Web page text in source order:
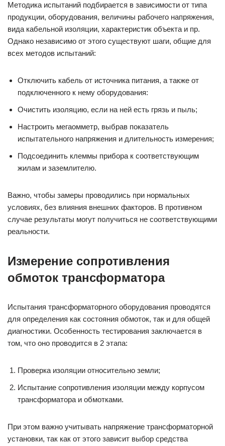
Методика испытаний подбирается в зависимости от типа
продукции, оборудования, величины рабочего напряжения,
вида кабельной изоляции, характеристик объекта и пр.
Однако независимо от этого существуют шаги, общие для
всех методов испытаний:
Отключить кабель от источника питания, а также от
подключенного к нему оборудования:
Очистить изоляцию, если на ней есть грязь и пыль;
Настроить мегаомметр, выбрав показатель
испытательного напряжения и длительность измерения;
Подсоединить клеммы прибора к соответствующим
жилам и заземлителю.
Важно, чтобы замеры проводились при нормальных
условиях, без влияния внешних факторов. В противном
случае результаты могут получиться не соответствующими
реальности.
Измерение сопротивления
обмоток трансформатора
Испытания трансформаторного оборудования проводятся
для определения как состояния обмоток, так и для общей
диагностики. Особенность тестирования заключается в
том, что оно проводится в 2 этапа:
Проверка изоляции относительно земли;
Испытание сопротивления изоляции между корпусом
трансформатора и обмотками.
При этом важно учитывать напряжение трансформаторной
установки, так как от этого зависит выбор средства